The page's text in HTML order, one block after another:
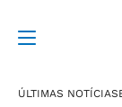
ÚLTIMAS NOTÍCIAS